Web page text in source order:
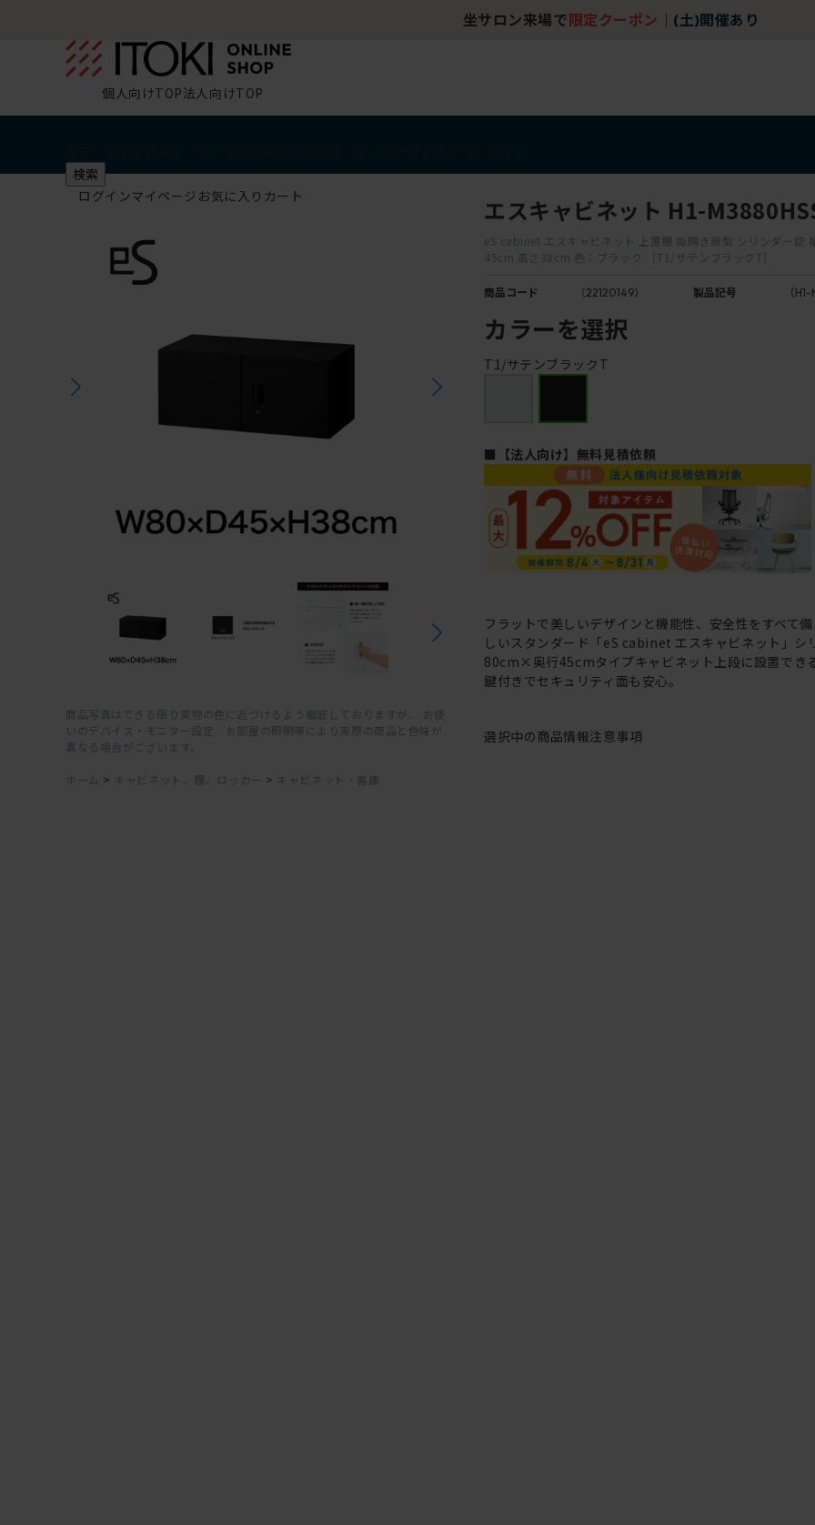
坐サロン来場で 限定クーポン (土)開催あり
個人向けTOP法人向けTOP
検索
ログインマイページ お気に入り カート
商品写真はできる限り実物の色に近づけるよう徹底しておりますが、 お使
いのデバイス・モニター設定、お部屋の照明等により実際の商品と色味が
異なる場合がございます。
ホーム > キャビネット、棚、ロッカー > キャビネット・書庫
エスキャビネット H1-
eS cabinet エスキャビネット 上置棚 両開き扉型 シリンダー錠
45cm 高さ38cm 色：ブラック ［T1/サテンブラックT］
商品コード （22120149） 製品記号 （
カラーを選択
T1/サテンブラックT
■【法人向け】無料見積依頼
フラットで美しいデザインと機能性、安全性をすべて
しいスタンダード「eS cabinet エスキャビネット」シ
80cm×奥行45cmタイプキャビネット上段に設置でき
鍵付きでセキュリティ面も安心。
選択中の商品情報注意事項